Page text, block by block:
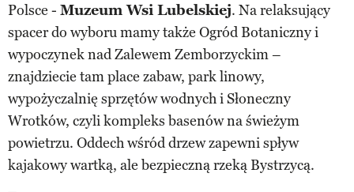
Polsce - Muzeum Wsi Lubelskiej. Na relaksujący
spacer do wyboru mamy także Ogród Botaniczny i
wypoczynek nad Zalewem Zemborzyckim –
znajdziecie tam place zabaw, park linowy,
wypożyczalnię sprzętów wodnych i Słoneczny
Wrotków, czyli kompleks basenów na świeżym
powietrzu. Oddech wśród drzew zapewni spływ
kajakowy wartką, ale bezpieczną rzeką Bystrzycą.